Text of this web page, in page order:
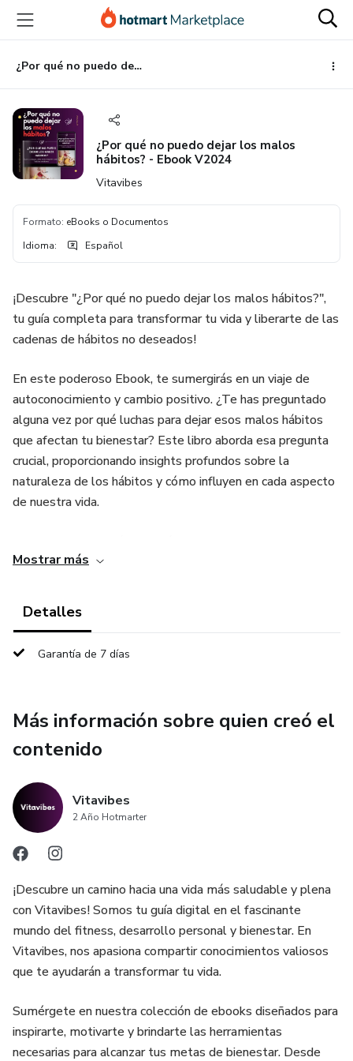
principal
página
de
página
¿Por qué no puedo dejar los malos hábitos? - Ebook V2024
¿Por qué no puedo dejar los malos
hábitos? - Ebook V2024
Vitavibes
Formato: eBooks o Documentos
Idioma: Español
¡Descubre "¿Por qué no puedo dejar los malos hábitos?",
tu guía completa para transformar tu vida y liberarte de las
cadenas de hábitos no deseados!
En este poderoso Ebook, te sumergirás en un viaje de
autoconocimiento y cambio positivo. ¿Te has preguntado
alguna vez por qué luchas para dejar esos malos hábitos
que afectan tu bienestar? Este libro aborda esa pregunta
crucial, proporcionando insights profundos sobre la
naturaleza de los hábitos y cómo influyen en cada aspecto
de nuestra vida.
que tienen en nuestra salud mental y física, "¿Por qué no
claras y soluciones prácticas. Aprenderás a identificar esos
romper con ellos y, lo más importante, encontrar casos de
Sumérgete en el fascinante mundo de los buenos hábitos
y descubre cómo cambiar tu vida para siempre. Este Ebook
formación de buenos hábitos, sino que también te guía
paso a paso con consejos prácticos y reflexiones finales
que te impulsarán a tomar acción.
Si estás listo para liberarte de las cadenas de tus malos
hábitos y dar paso a una vida más saludable, equilibrada y
plena, ¡"¿Por qué no puedo dejar los malos hábitos?" es tu
aliado perfecto! ¡Actúa ahora y comienza tu viaje hacia una
versión mejor de ti mismo!
Mostrar más
Detalles
Garantía de 7 días
Más información sobre quien creó el
contenido
Vitavibes
2 Año Hotmarter
¡Descubre un camino hacia una vida más saludable y plena
con Vitavibes! Somos tu guía digital en el fascinante
mundo del fitness, desarrollo personal y bienestar. En
Vitavibes, nos apasiona compartir conocimientos valiosos
que te ayudarán a transformar tu vida.
Sumérgete en nuestra colección de ebooks diseñados para
inspirarte, motivarte y brindarte las herramientas
necesarias para alcanzar tus metas de bienestar. Desde